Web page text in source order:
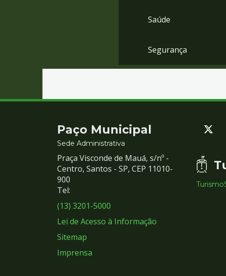
Saúde
Segurança
Contato
e
Redes
Sociais
Paço Municipal
Sede Administrativa
Praça Visconde de Mauá, s/nº -
Centro, Santos - SP, CEP 11010-
900
Tel:
(13) 3201-5000
Lei de Acesso à Informação
Sitemap
Imprensa